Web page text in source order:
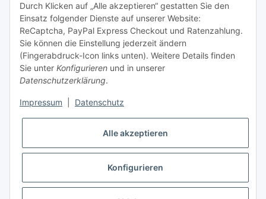
Tel: +49 (0) 5132 8230689
Fax: +49 (0) 5132 8230693
E-Mail:mail@texcorner.de
Vertrag widerrufen
Durch Klicken auf „Alle akzeptieren“ gestatten Sie den
Einsatz folgender Dienste auf unserer Website:
ReCaptcha, PayPal Express Checkout und Ratenzahlung.
Sie können die Einstellung jederzeit ändern
(Fingerabdruck-Icon links unten). Weitere Details finden
Sie unter Konfigurieren und in unserer
Datenschutzerklärung.
Impressum Datenschutz
Alle akzeptieren
Konfigurieren